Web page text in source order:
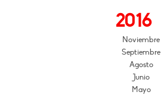
2016
Noviembre
Septiembre
Agosto
Junio
Mayo